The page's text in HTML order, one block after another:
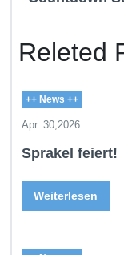
Releted
++ News ++
Apr. 30,2026
Sprakel feiert!
Weiterlesen